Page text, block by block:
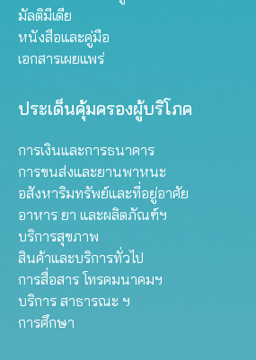
มัลติมีเดีย
หนังสือและคู่มือ
เอกสารเผยแพร่
ประเด็นคุ้มครองผู้บริโภค
การเงินและการธนาคาร
การขนส่งและยานพาหนะ
อสังหาริมทรัพย์และที่อยู่อาศัย
อาหาร ยา และผลิตภัณฑ์ฯ
บริการสุขภาพ
สินค้าและบริการทั่วไป
การสื่อสาร โทรคมนาคมฯ
บริการ สาธารณะ ฯ
การศึกษา